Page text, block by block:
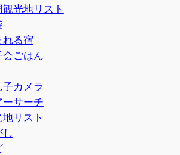
光地リスト
れる宿
ごはん
カメラ
サーチ
リスト